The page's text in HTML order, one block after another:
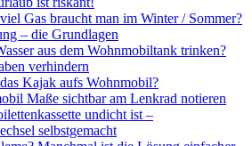
Gas braucht man im Winter / Sommer?
– die Grundlagen
aus dem Wohnmobiltank trinken?
verhindern
Kajak aufs Wohnmobil?
Maße sichtbar am Lenkrad notieren
undicht ist –
selbstgemacht